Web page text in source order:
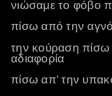
νιώσαμε το φόβο
πίσω από την
την κούραση
αδιαφορία
πίσω απ’ την